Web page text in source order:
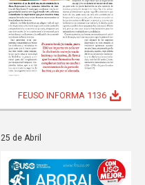
FEUSO INFORMA 1136
25 de Abril